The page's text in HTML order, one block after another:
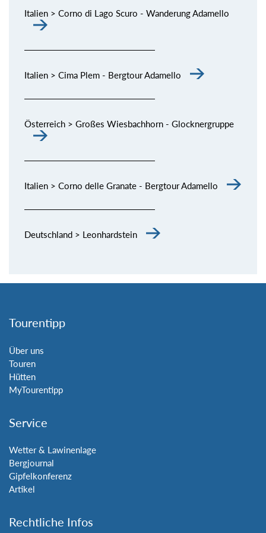
Italien > Corno di Lago Scuro - Wanderung Adamello
Italien > Cima Plem - Bergtour Adamello
Österreich > Großes Wiesbachhorn - Glocknergruppe
Italien > Corno delle Granate - Bergtour Adamello
Deutschland > Leonhardstein
Tourentipp
Über uns
Touren
Hütten
MyTourentipp
Service
Wetter & Lawinenlage
Bergjournal
Gipfelkonferenz
Artikel
Rechtliche Infos